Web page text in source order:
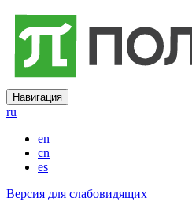
Навигация
ru
en
cn
es
Версия для слабовидящих